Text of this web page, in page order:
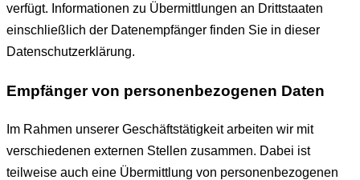
verfügt. Informationen zu Übermittlungen an Drittstaaten
einschließlich der Datenempfänger finden Sie in dieser
Datenschutzerklärung.
Empfänger von personenbezogenen Daten
Im Rahmen unserer Geschäftstätigkeit arbeiten wir mit
verschiedenen externen Stellen zusammen. Dabei ist
teilweise auch eine Übermittlung von personenbezogenen